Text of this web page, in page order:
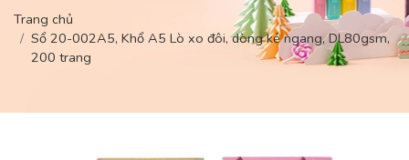
Trang chủ
Sổ 20-002A5, Khổ A5 Lò xo đôi, dòng kẻ ngang, DL80gsm,
200 trang